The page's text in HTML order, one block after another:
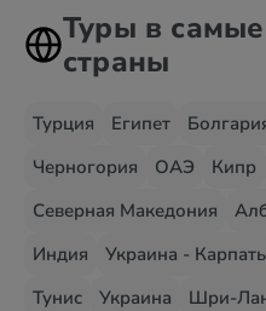
Туры в
страны
Турция Египет
Черногория
ОАЭ Кипр
Северная Македония
Индия
Украина -
Тунис
Украина Шри-